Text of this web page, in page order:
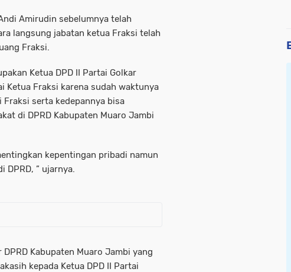
Amirudin sebelumnya telah
langsung jabatan ketua Fraksi telah
Fraksi.
Ketua DPD II Partai Golkar
Ketua Fraksi karena sudah waktunya
serta kedepannya bisa
di DPRD Kabupaten Muaro Jambi
kepentingan pribadi namun
DPRD, ” ujarnya.
Kabupaten Muaro Jambi yang
kepada Ketua DPD II Partai